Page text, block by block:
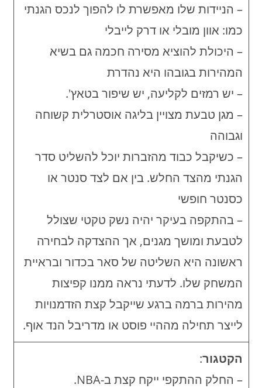
– הניידות שלו מאפשרת לו להפוך לנכס הגנתי
כמו: אוון מובלי או דרק לייבלי
– היכולת להוציא מסירה חכמה גם בשיא
המהירות בגובהו היא נהדרת
– יש רמזים לקליעה, יש שיפור בטאץ'.
– מגן טבעת מצויין בליגה אוסטרלית קשוחה
וגבוהה
– כשיקבל כבוד מהזברות יוכל להשליט סדר
הגנתי מהצד החלש. בין אם לצד סנטר או
כסנטר חופשי
– בהתקפה בעיקר יהיה נשק טקטי שצולל
לטבעת ומושך מגנים, אך ההצדקה לבחירה
ראשונה היא השליטה של סאר בכדור ובראיית
המשחק שלו. לדעתי נראה ממנו קפיצות
מהירות ברמה ברגע שייקבל קצת הזדמנויות
לייצר תחילה מההיי פוסט או מדריבל הנד אוף.
הקטגור:
– החלק ההתקפי ייקח קצת ב-NBA.